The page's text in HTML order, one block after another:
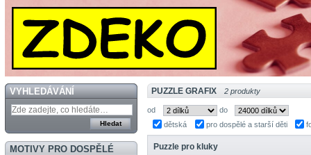
VYHLEDÁVÁNÍ
MOTIVY PRO DOSPĚLÉ
PUZZLE GRAFIX 2 produkty
od
do
dětská
pro dospělé a starší děti
Puzzle pro kluky